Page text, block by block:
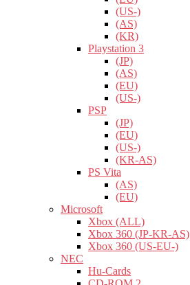
(US-)
(AS)
(KR)
Playstation 3
(JP)
(AS)
(EU)
(US-)
PSP
(JP)
(EU)
(US-)
(KR-AS)
PS Vita
(AS)
(EU)
Microsoft
Xbox (ALL)
Xbox 360 (JP-KR-AS)
Xbox 360 (US-EU-)
NEC
Hu-Cards